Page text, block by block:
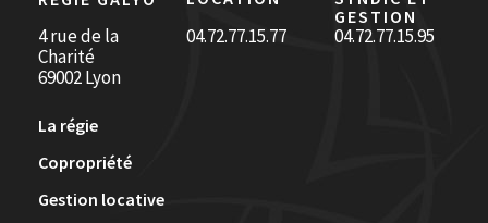
GESTION
4 rue de la
Charité
69002 Lyon
04.72.77.15.77 04.72.77.15.95
La régie
Copropriété
Gestion locative